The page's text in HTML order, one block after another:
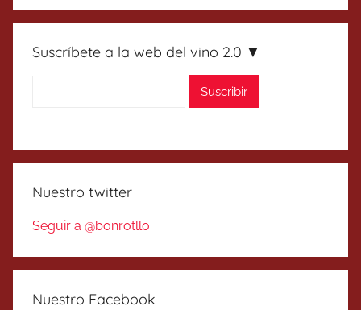
Suscríbete a la web del vino 2.0 ▼
Nuestro twitter
Seguir a @bonrotllo
Nuestro Facebook